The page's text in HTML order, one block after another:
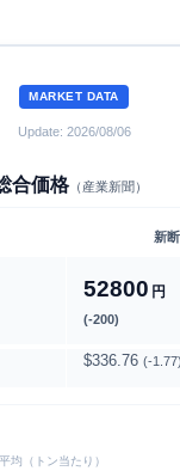
MARKET DATA
Update: 2026/08/06
合価格（産業新聞）
新
52800 円
(-200)
$336.76 (-1.77)
均（トン当たり）